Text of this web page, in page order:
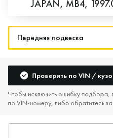
JAPAN, MB4,
Проверить по VIN /
Чтобы исключить ошибку подбора,
по VIN‑номеру, либо обратитесь